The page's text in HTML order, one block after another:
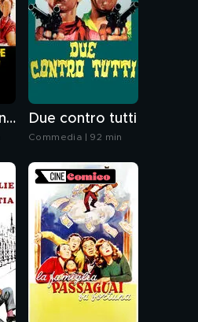
Viuuulentemente... mia Due contro tutti
Commedia | 92 min